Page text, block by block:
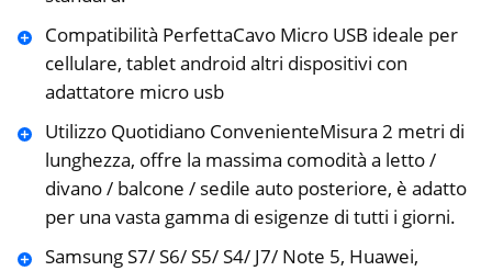
Compatibilità PerfettaCavo Micro USB ideale per
cellulare, tablet android altri dispositivi con
adattatore micro usb
Utilizzo Quotidiano ConvenienteMisura 2 metri di
lunghezza, offre la massima comodità a letto /
divano / balcone / sedile auto posteriore, è adatto
per una vasta gamma di esigenze di tutti i giorni.
Samsung S7/ S6/ S5/ S4/ J7/ Note 5, Huawei,